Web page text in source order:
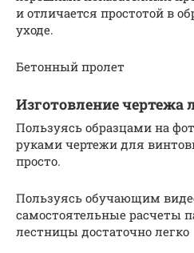
и отличается простотой в
уходе.
Бетонный пролет
Изготовление чертежа
Пользуясь образцами на
руками чертежи для
просто.
Пользуясь обучающим
самостоятельные расчеты
лестницы достаточно легко